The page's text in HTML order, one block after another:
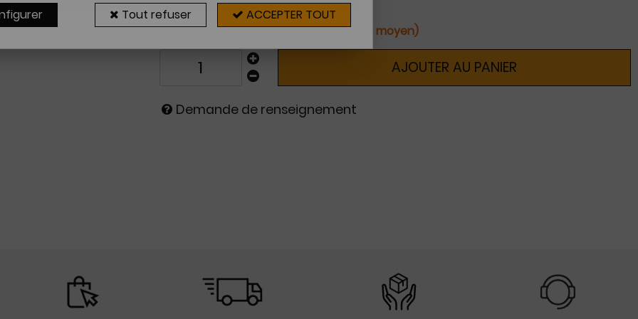
Sur commande
2 à 4 semaines (délai moyen)
AJOUTER AU PANIER
Demande de renseignement
Tout refuser ACCEPTER TOUT